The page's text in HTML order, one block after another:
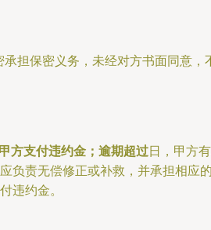
担保密义务，未经对方书面同意
方支付违约金；逾期超过日，甲方
负责无偿修正或补救，并承担相应的
违约金。